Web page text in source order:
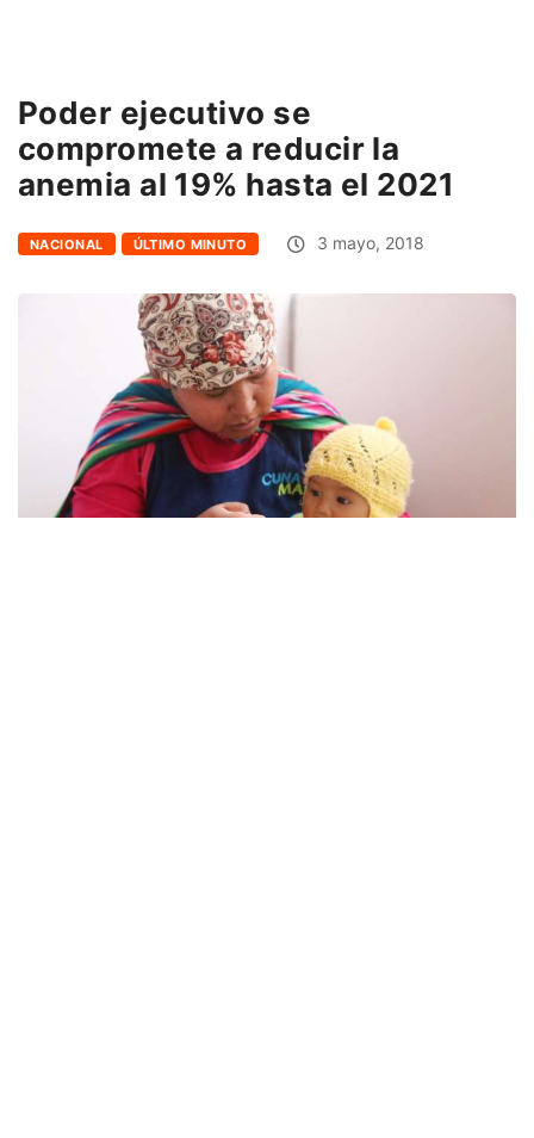
Poder ejecutivo se
compromete a reducir la
anemia al 19% hasta el 2021
NACIONAL ÚLTIMO MINUTO 3 mayo, 2018